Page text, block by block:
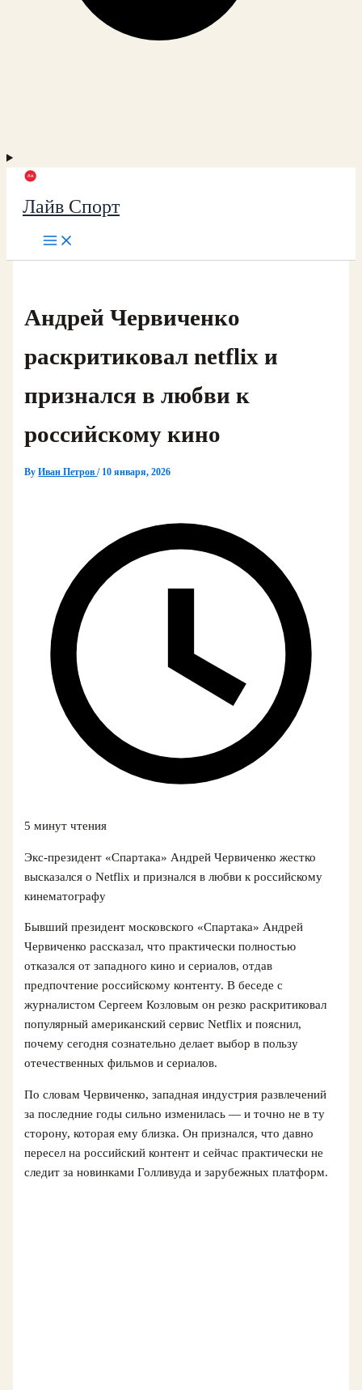
Лайв Спорт
Андрей Червиченко
раскритиковал netflix и
признался в любви к
российскому кино
ByИван Петров/ 10 января, 2026
5 минут чтения
Экс-президент «Спартака» Андрей Червиченко жестко
высказался о Netflix и признался в любви к российскому
кинематографу
Бывший президент московского «Спартака» Андрей
Червиченко рассказал, что практически полностью
отказался от западного кино и сериалов, отдав
предпочтение российскому контенту. В беседе с
журналистом Сергеем Козловым он резко раскритиковал
популярный американский сервис Netflix и пояснил,
почему сегодня сознательно делает выбор в пользу
отечественных фильмов и сериалов.
По словам Червиченко, западная индустрия развлечений
за последние годы сильно изменилась — и точно не в ту
сторону, которая ему близка. Он признался, что давно
пересел на российский контент и сейчас практически не
следит за новинками Голливуда и зарубежных платформ.